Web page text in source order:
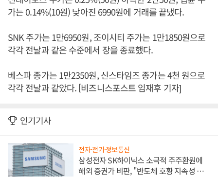
가는 0.14%(10원) 낮아진 6990원에 거래를 끝냈다.
SNK 주가는 1만6950원, 조이시티 주가는 1만1850원으로
각각 전날과 같은 수준에서 장을 종료했다.
베스파 종가는 1만2350원, 신스타임즈 종가는 4천 원으로
각각 전날과 같았다. [비즈니스포스트 임재후 기자]
인기기사
전자·전기·정보통신
삼성전자 SK하이닉스 소극적 주주환원에
해외 증권가 비판, "반도체 호황 지속성 의